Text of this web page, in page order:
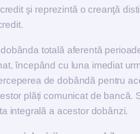
şi reprezintă o creanţă
totală aferentă
începând cu luna imediat
de dobândă pentru
plăți comunicat de bancă.
integrală a acestor dobânzi.